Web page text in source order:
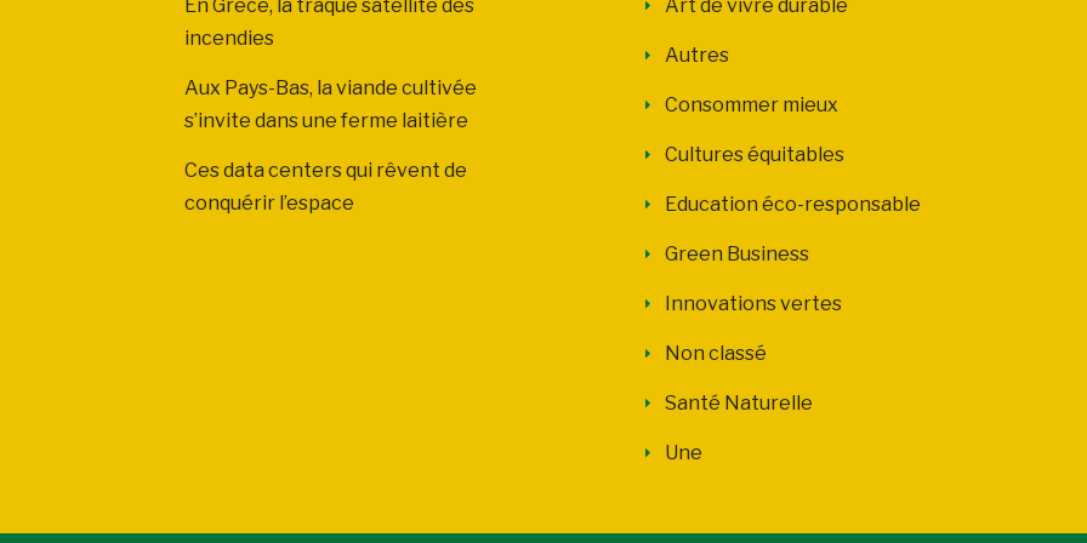
En Grèce, la traque satellite des
incendies
Aux Pays-Bas, la viande cultivée
s’invite dans une ferme laitière
Ces data centers qui rêvent de
conquérir l’espace
Art de vivre durable
Autres
Consommer mieux
Cultures équitables
Education éco-responsable
Green Business
Innovations vertes
Non classé
Santé Naturelle
Une